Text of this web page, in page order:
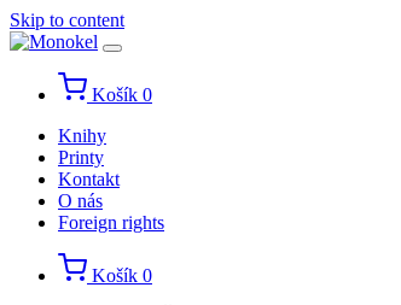
Skip to content
Košík 0
Knihy
Printy
Kontakt
O nás
Foreign rights
Košík 0